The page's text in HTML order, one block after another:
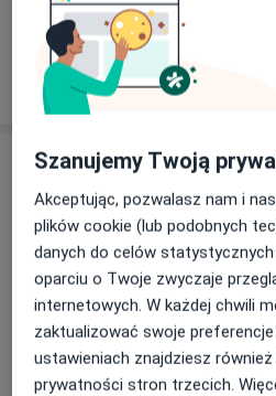
+ 9 usług
W jaki sposób ustalane są
Adresy (4)
Adres 1 Adres 2
Centrum Medyczne
Al. Królewska 15,24-100
Szanujemy Twoją
Akceptując, pozwalasz nam i
plików cookie (lub podobnych
danych do celów
oparciu o Twoje zwyczaje
internetowych. W każdej chwili
zaktualizować swoje
ustawieniach znajdziesz
prywatności stron trzecich.